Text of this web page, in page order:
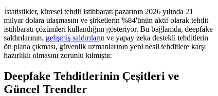
İstatistikler, küresel tehdit istihbaratı pazarının 2026 yılında 21
milyar dolara ulaşmasını ve şirketlerin %84'ünün aktif olarak tehdit
istihbaratı çözümleri kullandığını gösteriyor. Bu bağlamda, deepfake
saldırılarının, gelişmiş saldırıların ve yapay zeka destekli tehditlerin
ön plana çıkması, güvenlik uzmanlarının yeni nesil tehditlere karşı
hazırlıklı olmasını zorunlu kılmıştır.
Deepfake Tehditlerinin Çeşitleri ve
Güncel Trendler